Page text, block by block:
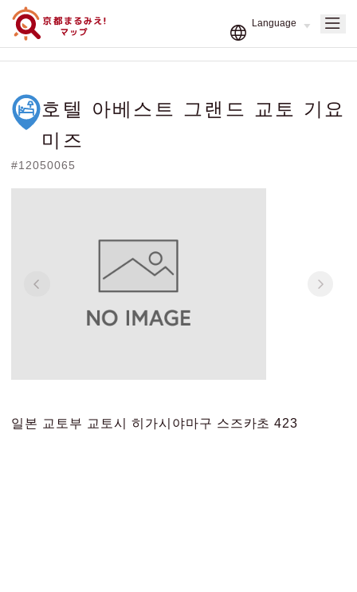
호텔 아베스트 그랜드 교토 기요
미즈
#12050065
일본 교토부 교토시 히가시야마구 스즈카초 423